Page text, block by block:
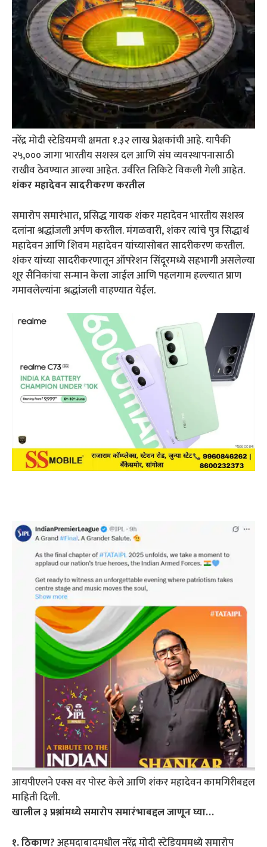
नरेंद्र मोदी स्टेडियमची क्षमता १.३२ लाख प्रेक्षकांची आहे. यापैकी
२५,००० जागा भारतीय सशस्त्र दल आणि संघ व्यवस्थापनासाठी
राखीव ठेवण्यात आल्या आहेत. उर्वरित तिकिटे विकली गेली आहेत.
शंकर महादेवन सादरीकरण करतील
समारोप समारंभात, प्रसिद्ध गायक शंकर महादेवन भारतीय सशस्त्र
दलांना श्रद्धांजली अर्पण करतील. मंगळवारी, शंकर त्यांचे पुत्र सिद्धार्थ
महादेवन आणि शिवम महादेवन यांच्यासोबत सादरीकरण करतील.
शंकर यांच्या सादरीकरणातून ऑपरेशन सिंदूरमध्ये सहभागी असलेल्या
शूर सैनिकांचा सन्मान केला जाईल आणि पहलगाम हल्ल्यात प्राण
गमावलेल्यांना श्रद्धांजली वाहण्यात येईल.
आयपीएलने एक्स वर पोस्ट केले आणि शंकर महादेवन कामगिरीबद्दल
माहिती दिली.
खालील ३ प्रश्नांमध्ये समारोप समारंभाबद्दल जाणून घ्या…
१. ठिकाण?अहमदाबादमधील नरेंद्र मोदी स्टेडियममध्ये समारोप